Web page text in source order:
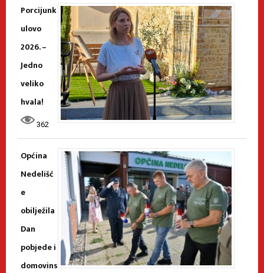
Porcijunk
ulovo
2026. –
Jedno
veliko
hvala!
362
Općina
Nedelišć
e
obilježila
Dan
pobjede i
domovins